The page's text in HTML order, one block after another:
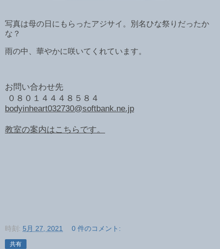
写真は母の日にもらったアジサイ。別名ひな祭りだったか
な？
雨の中、華やかに咲いてくれています。
お問い合わせ先
０８０１４４４８５８４
bodyinheart032730@softbank.ne.jp
教室の案内はこちらです。
時刻: 5月 27, 2021 0 件のコメント:
共有